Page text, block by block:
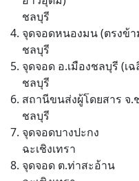
ชลบุรี
จุดจอดหนองมน (ตรงข้
ชลบุรี
จุดจอด อ.เมืองชลบุรี (เ
ชลบุรี
สถานีขนส่งผู้โดยสาร จ.
ชลบุรี
จุดจอดบางปะกง
ฉะเชิงเทรา
จุดจอด ต.ท่าสะอ้าน